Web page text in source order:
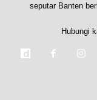
seputar Banten
Hubungi